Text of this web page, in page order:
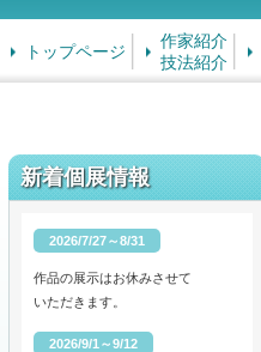
トップページ
作家紹介
技法紹介
新着個展情報
2026/7/27～8/31
作品の展示はお休みさせて
いただきます。
2026/9/1～9/12